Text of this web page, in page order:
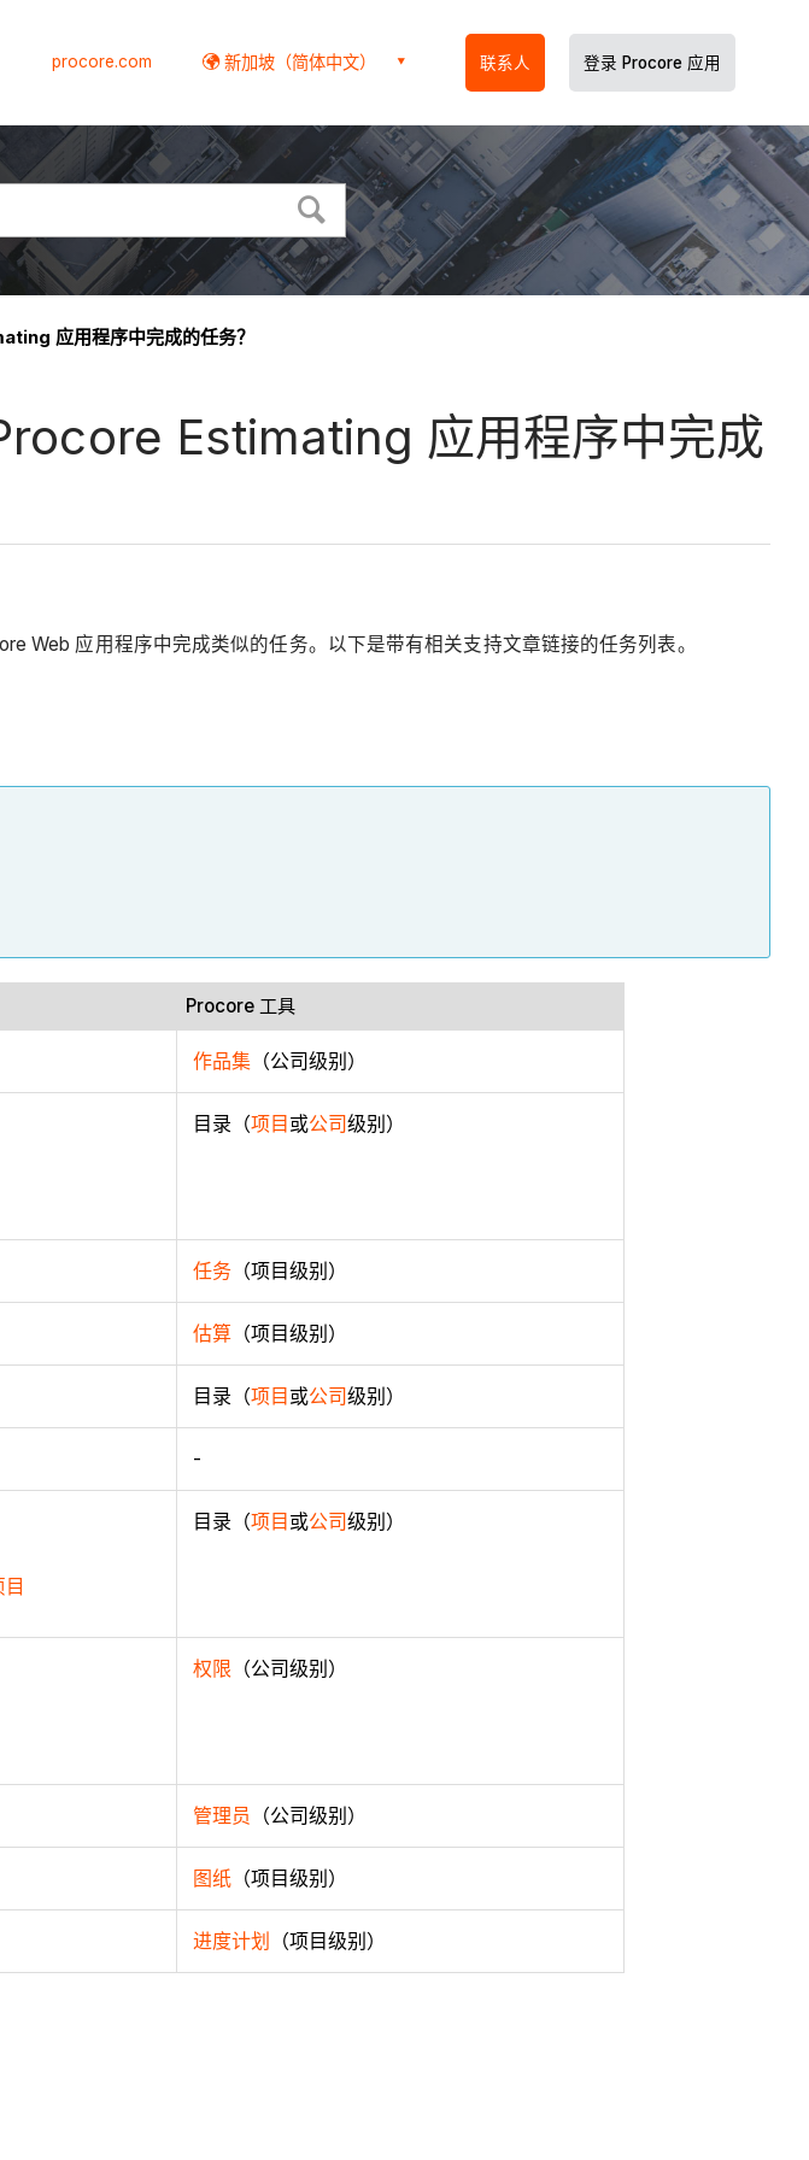
procore.com 新加坡（简体中文） 联系人 登录 Procore 应用
应用程序中完成的任务？
Estimating 应用程序中完成
Web 应用程序中完成类似的任务。以下是带有相关支持文章链接的任务列表。
Procore 工具
作品集 （公司级别）
目录（项目或公司级别）
任务 （项目级别）
估算 （项目级别）
目录（项目或公司级别）
-
目录（项目或公司级别）
权限 （公司级别）
管理员 （公司级别）
图纸 （项目级别）
进度计划 （项目级别）